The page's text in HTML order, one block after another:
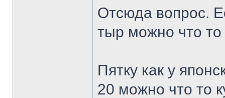
Отсюда вопрос.
тыр можно что
Пятку как у
20 можно что то